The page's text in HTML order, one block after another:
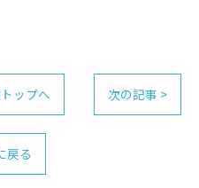
ップへ 次の記事 >
戻る